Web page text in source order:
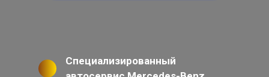
Специализированный